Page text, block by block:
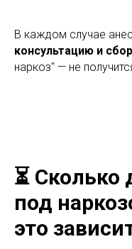
В каждом случае
консультацию и
наркоз" — не
⏳ Сколько
под
это